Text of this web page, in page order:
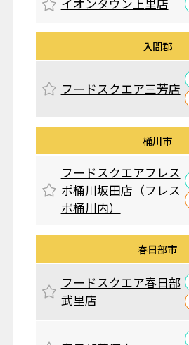
イオンタウン上里店
入間郡
フードスクエア三芳店
桶川市
フードスクエアフレス
ポ桶川坂田店（フレス
ポ桶川内）
春日部市
フードスクエア春日部
武里店